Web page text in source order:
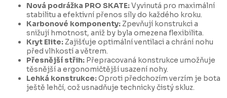
Nová podrážka PRO SKATE:Vyvinutá pro maximální
stabilitu a efektivní přenos síly do každého kroku.
Karbonové komponenty: Zpevňují konstrukci a
snižují hmotnost, aniž by byla omezena flexibilita.
Kryt Elite: Zajišťuje optimální ventilaci a chrání nohu
před vlhkostí a větrem.
Přesnější střih: Přepracovaná konstrukce umožňuje
těsnější a ergonomičtější usazení nohy.
Lehká konstrukce:Oproti předchozím verzím je bota
ještě lehčí, což usnadňuje technicky čistý skluz.